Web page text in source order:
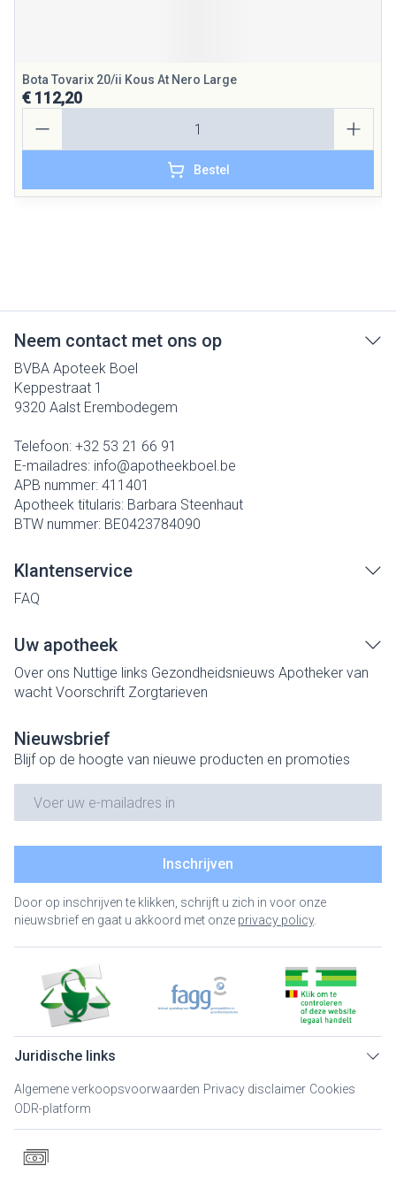
Bota Tovarix 20/ii Kous At Nero Large
€ 112,20
Bestel
Neem contact met ons op
BVBA Apoteek Boel
Keppestraat 1
9320 Aalst Erembodegem
Telefoon: +32 53 21 66 91
E-mailadres: info@apotheekboel.be
APB nummer: 411401
Apotheek titularis: Barbara Steenhaut
BTW nummer: BE0423784090
Klantenservice
FAQ
Uw apotheek
Over ons Nuttige links Gezondheidsnieuws Apotheker van
wacht Voorschrift Zorgtarieven
Nieuwsbrief
Blijf op de hoogte van nieuwe producten en promoties
Inschrijven
Door op inschrijven te klikken, schrijft u zich in voor onze
nieuwsbrief en gaat u akkoord met onze privacy policy.
Juridische links
Algemene verkoopsvoorwaarden Privacy disclaimer Cookies
ODR-platform